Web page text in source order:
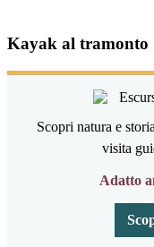
Kayak al tramonto
Scopri natura e
visita
Adatto